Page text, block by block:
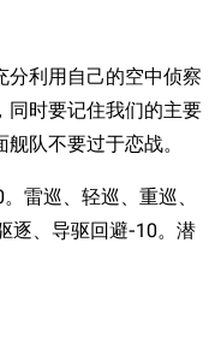
标
分利用自己的空中侦察
同时要记住我们的主要
队不要过于恋战。
雷巡、轻巡、重巡、
逐、导驱回避-10。潜